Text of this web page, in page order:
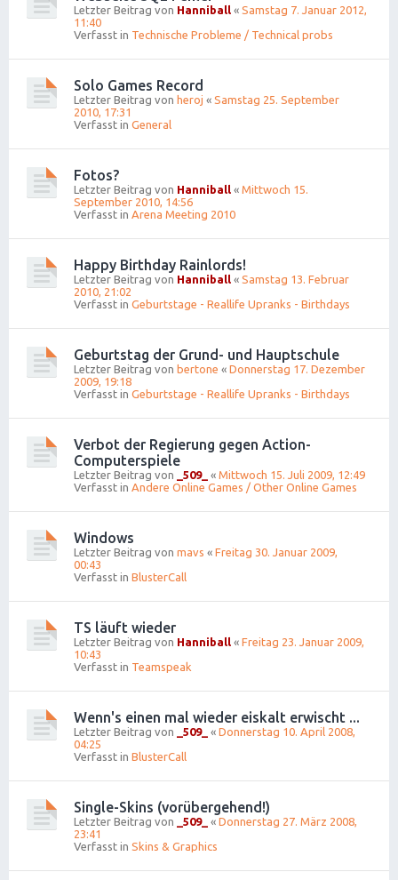
Letzter Beitrag von Hanniball « Samstag 7. Januar 2012,
11:40
Verfasst in Technische Probleme / Technical probs
Solo Games Record
Letzter Beitrag von heroj « Samstag 25. September
2010, 17:31
Verfasst in General
Fotos?
Letzter Beitrag von Hanniball « Mittwoch 15.
September 2010, 14:56
Verfasst in Arena Meeting 2010
Happy Birthday Rainlords!
Letzter Beitrag von Hanniball « Samstag 13. Februar
2010, 21:02
Verfasst in Geburtstage - Reallife Upranks - Birthdays
Geburtstag der Grund- und Hauptschule
Letzter Beitrag von bertone « Donnerstag 17. Dezember
2009, 19:18
Verfasst in Geburtstage - Reallife Upranks - Birthdays
Verbot der Regierung gegen Action-
Computerspiele
Letzter Beitrag von _509_ « Mittwoch 15. Juli 2009, 12:49
Verfasst in Andere Online Games / Other Online Games
Windows
Letzter Beitrag von mavs « Freitag 30. Januar 2009,
00:43
Verfasst in BlusterCall
TS läuft wieder
Letzter Beitrag von Hanniball « Freitag 23. Januar 2009,
10:43
Verfasst in Teamspeak
Wenn's einen mal wieder eiskalt erwischt ...
Letzter Beitrag von _509_ « Donnerstag 10. April 2008,
04:25
Verfasst in BlusterCall
Single-Skins (vorübergehend!)
Letzter Beitrag von _509_ « Donnerstag 27. März 2008,
23:41
Verfasst in Skins & Graphics